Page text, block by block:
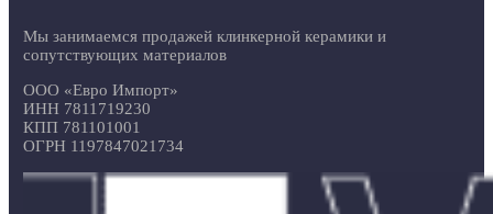
Мы занимаемся продажей клинкерной керамики и
сопутствующих материалов
ООО «Евро Импорт»
ИНН 7811719230
КПП 781101001
ОГРН 1197847021734